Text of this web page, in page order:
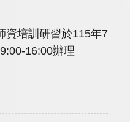
資培訓研習於115年7
16:00辦理